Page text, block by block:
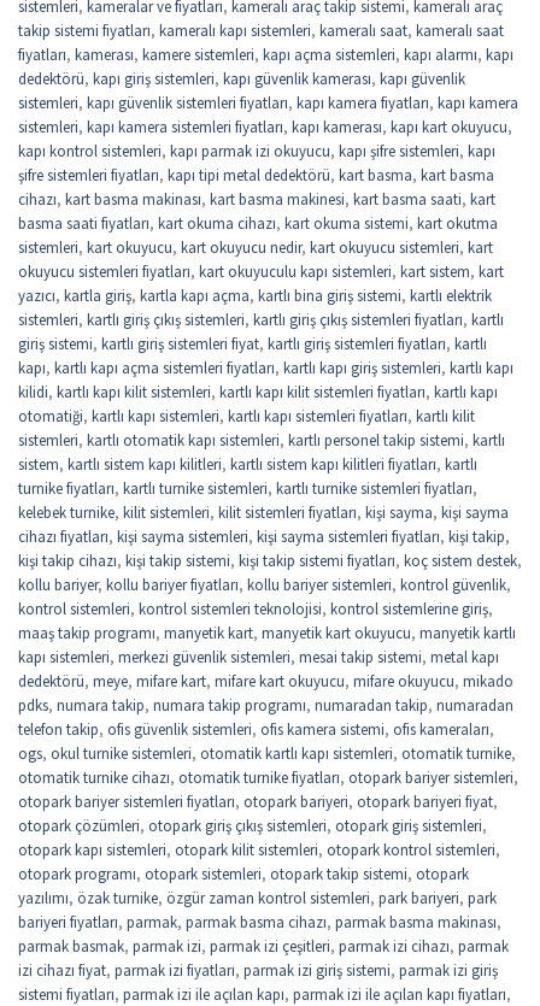
sistemleri, kameralar ve fiyatları, kameralı araç takip sistemi, kameralı araç
takip sistemi fiyatları, kameralı kapı sistemleri, kameralı saat, kameralı saat
fiyatları, kamerası, kamere sistemleri, kapı açma sistemleri, kapı alarmı, kapı
dedektörü, kapı giriş sistemleri, kapı güvenlik kamerası, kapı güvenlik
sistemleri, kapı güvenlik sistemleri fiyatları, kapı kamera fiyatları, kapı kamera
sistemleri, kapı kamera sistemleri fiyatları, kapı kamerası, kapı kart okuyucu,
kapı kontrol sistemleri, kapı parmak izi okuyucu, kapı şifre sistemleri, kapı
şifre sistemleri fiyatları, kapı tipi metal dedektörü, kart basma, kart basma
cihazı, kart basma makinası, kart basma makinesi, kart basma saati, kart
basma saati fiyatları, kart okuma cihazı, kart okuma sistemi, kart okutma
sistemleri, kart okuyucu, kart okuyucu nedir, kart okuyucu sistemleri, kart
okuyucu sistemleri fiyatları, kart okuyuculu kapı sistemleri, kart sistem, kart
yazıcı, kartla giriş, kartla kapı açma, kartlı bina giriş sistemi, kartlı elektrik
sistemleri, kartlı giriş çıkış sistemleri, kartlı giriş çıkış sistemleri fiyatları, kartlı
giriş sistemi, kartlı giriş sistemleri fiyat, kartlı giriş sistemleri fiyatları, kartlı
kapı, kartlı kapı açma sistemleri fiyatları, kartlı kapı giriş sistemleri, kartlı kapı
kilidi, kartlı kapı kilit sistemleri, kartlı kapı kilit sistemleri fiyatları, kartlı kapı
otomatiği, kartlı kapı sistemleri, kartlı kapı sistemleri fiyatları, kartlı kilit
sistemleri, kartlı otomatik kapı sistemleri, kartlı personel takip sistemi, kartlı
sistem, kartlı sistem kapı kilitleri, kartlı sistem kapı kilitleri fiyatları, kartlı
turnike fiyatları, kartlı turnike sistemleri, kartlı turnike sistemleri fiyatları,
kelebek turnike, kilit sistemleri, kilit sistemleri fiyatları, kişi sayma, kişi sayma
cihazı fiyatları, kişi sayma sistemleri, kişi sayma sistemleri fiyatları, kişi takip,
kişi takip cihazı, kişi takip sistemi, kişi takip sistemi fiyatları, koç sistem destek,
kollu bariyer, kollu bariyer fiyatları, kollu bariyer sistemleri, kontrol güvenlik,
kontrol sistemleri, kontrol sistemleri teknolojisi, kontrol sistemlerine giriş,
maaş takip programı, manyetik kart, manyetik kart okuyucu, manyetik kartlı
kapı sistemleri, merkezi güvenlik sistemleri, mesai takip sistemi, metal kapı
dedektörü, meye, mifare kart, mifare kart okuyucu, mifare okuyucu, mikado
pdks, numara takip, numara takip programı, numaradan takip, numaradan
telefon takip, ofis güvenlik sistemleri, ofis kamera sistemi, ofis kameraları,
ogs, okul turnike sistemleri, otomatik kartlı kapı sistemleri, otomatik turnike,
otomatik turnike cihazı, otomatik turnike fiyatları, otopark bariyer sistemleri,
otopark bariyer sistemleri fiyatları, otopark bariyeri, otopark bariyeri fiyat,
otopark çözümleri, otopark giriş çıkış sistemleri, otopark giriş sistemleri,
otopark kapı sistemleri, otopark kilit sistemleri, otopark kontrol sistemleri,
otopark programı, otopark sistemleri, otopark takip sistemi, otopark
yazılımı, özak turnike, özgür zaman kontrol sistemleri, park bariyeri, park
bariyeri fiyatları, parmak, parmak basma cihazı, parmak basma makinası,
parmak basmak, parmak izi, parmak izi çeşitleri, parmak izi cihazı, parmak
izi cihazı fiyat, parmak izi fiyatları, parmak izi giriş sistemi, parmak izi giriş
sistemi fiyatları, parmak izi ile açılan kapı, parmak izi ile açılan kapı fiyatları,